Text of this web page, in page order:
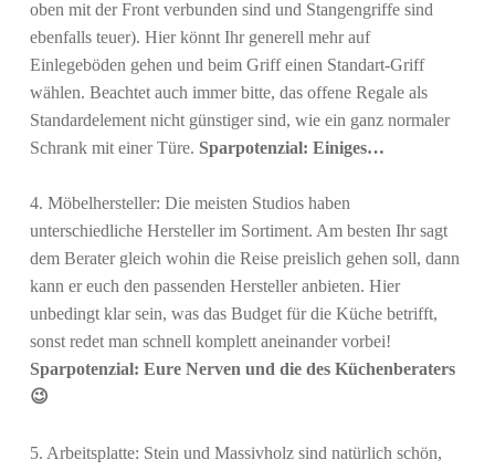
oben mit der Front verbunden sind und Stangengriffe sind
ebenfalls teuer). Hier könnt Ihr generell mehr auf
Einlegeböden gehen und beim Griff einen Standart-Griff
wählen. Beachtet auch immer bitte, das offene Regale als
Standardelement nicht günstiger sind, wie ein ganz normaler
Schrank mit einer Türe. Sparpotenzial: Einiges…
4. Möbelhersteller: Die meisten Studios haben
unterschiedliche Hersteller im Sortiment. Am besten Ihr sagt
dem Berater gleich wohin die Reise preislich gehen soll, dann
kann er euch den passenden Hersteller anbieten. Hier
unbedingt klar sein, was das Budget für die Küche betrifft,
sonst redet man schnell komplett aneinander vorbei!
Sparpotenzial: Eure Nerven und die des Küchenberaters
😉
5. Arbeitsplatte: Stein und Massivholz sind natürlich schön,